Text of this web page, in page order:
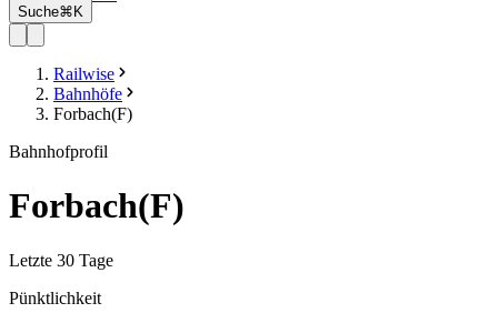
Suche⌘K
Railwise
Bahnhöfe
Forbach(F)
Bahnhofprofil
Forbach(F)
Letzte 30 Tage
Pünktlichkeit